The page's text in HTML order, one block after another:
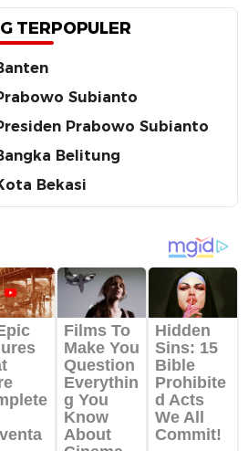
TERPOPULER
Subianto
Prabowo Subianto
Belitung
Bekasi